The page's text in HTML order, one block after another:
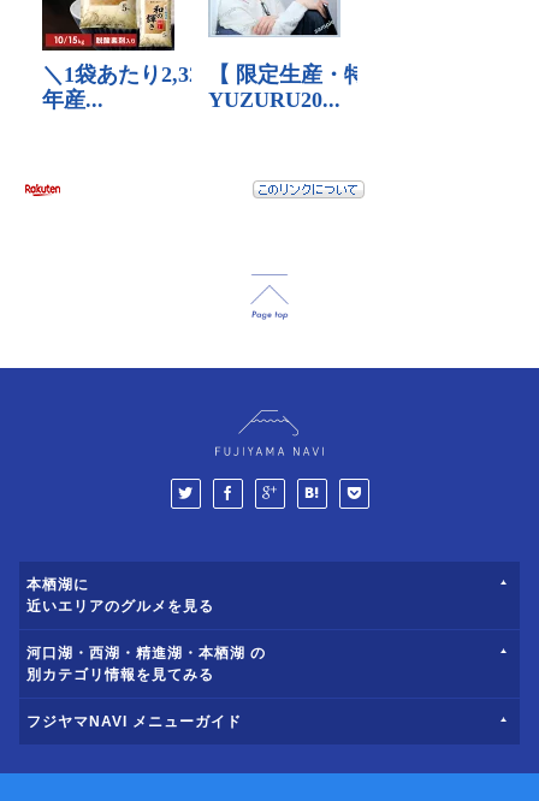
本栖湖に
近いエリアのグルメを見る
河口湖・西湖・精進湖・本栖湖 の
別カテゴリ情報を見てみる
フジヤマNAVI メニューガイド